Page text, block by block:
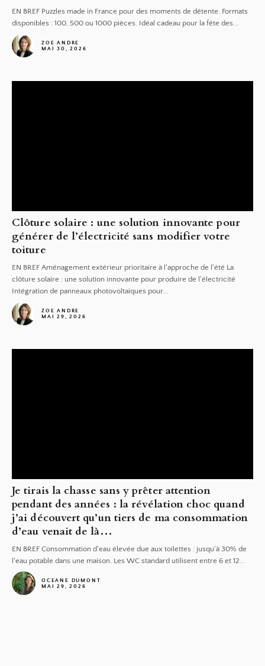
EN BREF Puzzles made in France pour des moments de détente. Formats
disponibles : 100, 500 ou 1000 pièces. Idéal cadeau pour la fête des...
ZOE ANDRE
MAI 30, 2026
Clôture solaire : une solution innovante pour
générer de l’électricité sans modifier votre
toiture
EN BREF Aménagement extérieur prioritaire à l'approche de l'été La
clôture solaire : une solution innovante pour produire de l'électricité
Intégration de panneaux photovoltaïques pour...
ZOE ANDRE
MAI 29, 2026
Je tirais la chasse sans y prêter attention
pendant des années : la révélation choc quand
j’ai découvert qu’un tiers de ma consommation
d’eau venait de là…
EN BREF Consommation d'eau élevée due aux toilettes : jusqu'à 30% de
l'eau potable dans une maison. Les WC standard utilisent entre 6 et 12...
OCEANE DUMONT
MAI 29, 2026